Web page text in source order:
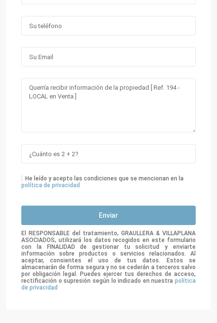
He leído y acepto las condiciones que se mencionan en la
política de privacidad
El RESPONSABLE del tratamiento, GRAULLERA & VILLAPLANA
ASOCIADOS, utilizará los datos recogidos en este formulario
con la FINALIDAD de gestionar tu solicitud y enviarte
información sobre productos o servicios relacionados. Al
aceptar, consientes el uso de tus datos. Estos se
almacenarán de forma segura y no se cederán a terceros salvo
por obligación legal. Puedes ejercer tus derechos de acceso,
rectificación o supresión según lo indicado en nuestra política
de privacidad